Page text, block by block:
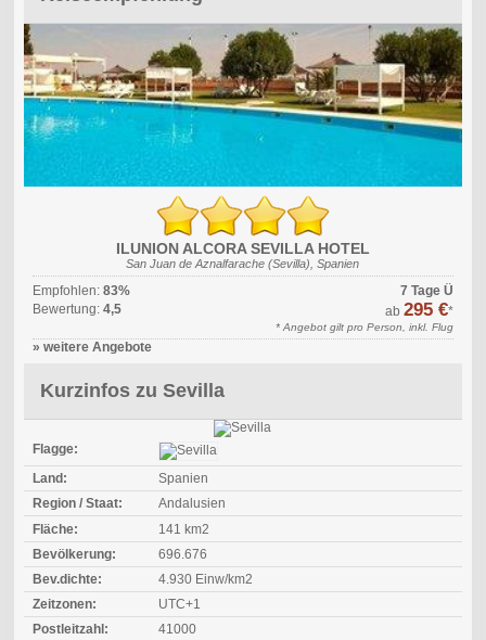
ILUNION ALCORA SEVILLA HOTEL
San Juan de Aznalfarache (Sevilla), Spanien
Empfohlen: 83%
Bewertung: 4,5
7 Tage Ü
ab295 €*
* Angebot gilt pro Person, inkl. Flug
» weitere Angebote
Kurzinfos zu Sevilla
Flagge:
Land:
Spanien
Region / Staat:
Andalusien
Fläche:
141 km2
Bevölkerung:
696.676
Bev.dichte:
4.930 Einw/km2
Zeitzonen:
UTC+1
Postleitzahl:
41000